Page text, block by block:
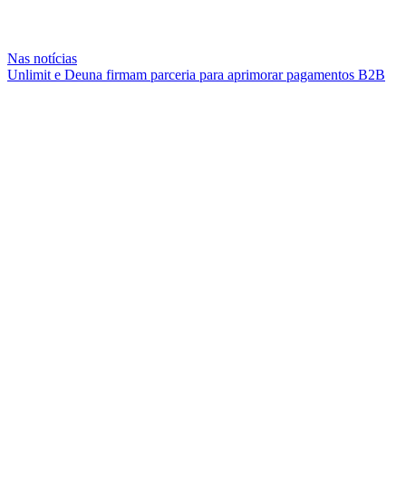
Nas notícias
Unlimit e Deuna firmam parceria para aprimorar pagamentos B2B